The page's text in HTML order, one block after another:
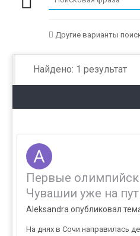
Другие варианты
Найдено: 1 результат
Первые
Чувашии уже на
Aleksandra опубликовал
На днях в Сочи направилась